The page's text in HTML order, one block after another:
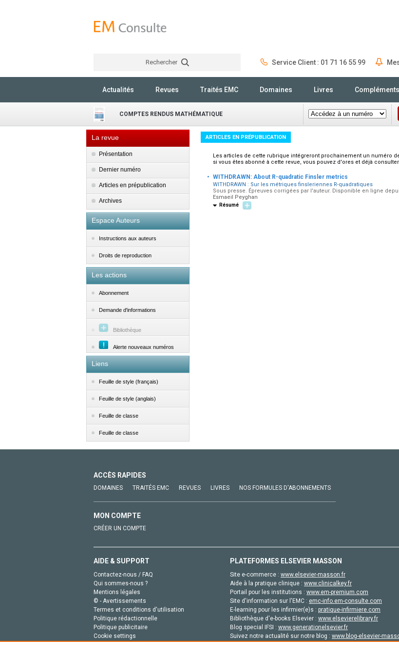
Rechercher Service Client : 01 71 16 55 99
Actualités Revues Traités EMC Domaines Livres Compléments
COMPTES RENDUS MATHÉMATIQUE
La revue
Présentation
Dernier numéro
Articles en prépublication
Archives
Espace Auteurs
Instructions aux auteurs
Droits de reproduction
Les actions
Abonnement
Demande d'informations
Bibliothèque
Alerte nouveaux numéros
Liens
Feuille de style (français)
Feuille de style (anglais)
Feuille de classe
Feuille de classe
ARTICLES EN PRÉPUBLICATION
Les articles de cette rubrique intégreront prochainement un numéro
si vous êtes abonné à cette revue, vous pouvez d'ores et déjà
· WITHDRAWN: About R-quadratic Finsler metrics
WITHDRAWN : Sur les métriques finsleriennes R-quadratiques
Sous presse. Épreuves corrigées par l'auteur. Disponible en ligne
Esmaeil Peyghan
Résumé
ACCÈS RAPIDES
DOMAINES TRAITÉS EMC REVUES LIVRES NOS FORMULES D'ABONNEMENTS
MON COMPTE
CRÉER UN COMPTE
AIDE & SUPPORT
Contactez-nous / FAQ
Qui sommes-nous ?
Mentions légales
© - Avertissements
Termes et conditions d'utilisation
Politique rédactionnelle
Politique publicitaire
Cookie settings
PLATEFORMES ELSEVIER MASSON
Site e-commerce : www.elsevier-masson.fr
Aide à la pratique clinique : www.clinicalkey.fr
Portail pour les institutions : www.em-premium.com
Site d'information sur l'EMC : emc-info.em-consulte.com
E-learning pour les infirmier(e)s : pratique-infirmiere.com
Bibliothèque d'e-books Elsevier : www.elsevierelibrary.fr
Blog special IFSI : www.generationelsevier.fr
Suivez notre actualité sur notre blog : www.blog-elsevier-